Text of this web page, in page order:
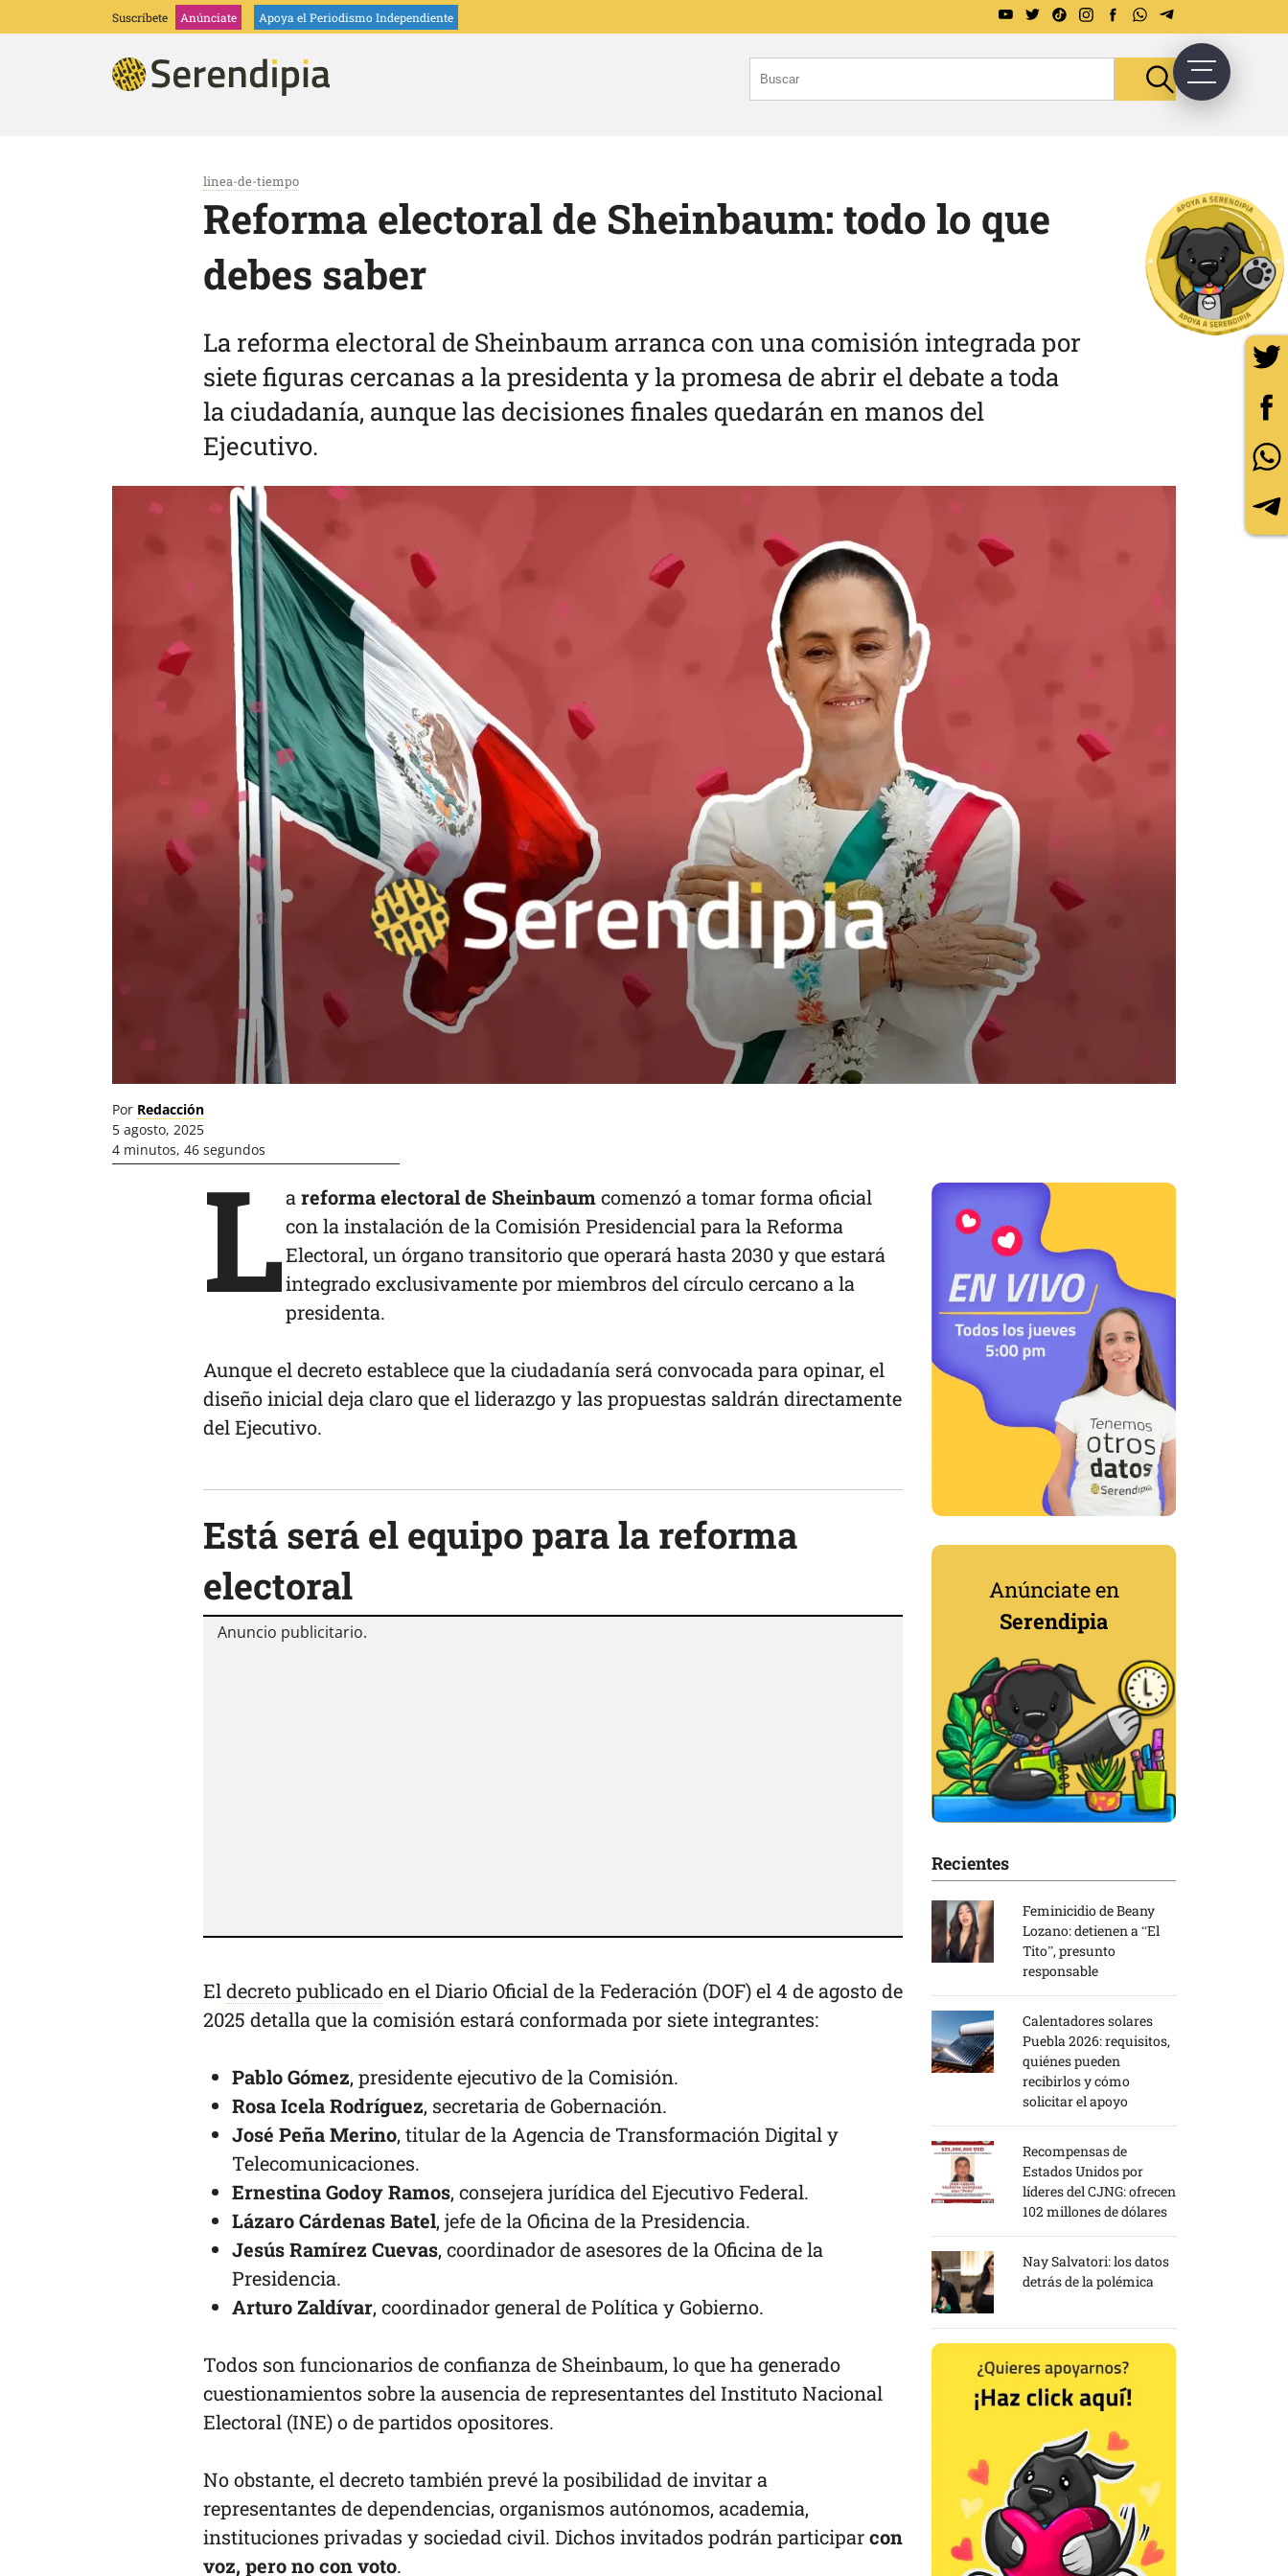
Suscríbete Anúnciate Apoya el Periodismo Independiente
linea-de-tiempo
Reforma electoral de Sheinbaum: todo lo que
debes saber
La reforma electoral de Sheinbaum arranca con una comisión integrada por
siete figuras cercanas a la presidenta y la promesa de abrir el debate a toda
la ciudadanía, aunque las decisiones finales quedarán en manos del
Ejecutivo.
Por Redacción
5 agosto, 2025
4 minutos, 46 segundos
La reforma electoral de Sheinbaumcomenzó a tomar forma oficial
con la instalación de la Comisión Presidencial para la Reforma
Electoral, un órgano transitorio que operará hasta 2030 y que estará
integrado exclusivamente por miembros del círculo cercano a la
presidenta.
Aunque el decreto establece que la ciudadanía será convocada para opinar, el
diseño inicial deja claro que el liderazgo y las propuestas saldrán directamente
del Ejecutivo.
Está será el equipo para la reforma
electoral
Eldecreto publicadoen el Diario Oficial de la Federación (DOF) el 4 de agosto de
2025 detalla que la comisión estará conformada por siete integrantes:
Pablo Gómez, presidente ejecutivo de la Comisión.
Rosa Icela Rodríguez, secretaria de Gobernación.
José Peña Merino, titular de la Agencia de Transformación Digital y
Telecomunicaciones.
Ernestina Godoy Ramos, consejera jurídica del Ejecutivo Federal.
Lázaro Cárdenas Batel, jefe de la Oficina de la Presidencia.
Jesús Ramírez Cuevas, coordinador de asesores de la Oficina de la
Presidencia.
Arturo Zaldívar, coordinador general de Política y Gobierno.
Todos son funcionarios de confianza de Sheinbaum, lo que ha generado
cuestionamientos sobre la ausencia de representantes del Instituto Nacional
Electoral (INE) o de partidos opositores.
No obstante, el decreto también prevé la posibilidad de invitar a
representantes de dependencias, organismos autónomos, academia,
instituciones privadas y sociedad civil. Dichos invitados podrán participarcon
voz, pero no con voto.
Anúnciate en
Serendipia
Recientes
Feminicidio de Beany
Lozano: detienen a “El
Tito”, presunto
responsable
Calentadores solares
Puebla 2026: requisitos,
quiénes pueden
recibirlos y cómo
solicitar el apoyo
Recompensas de
Estados Unidos por
líderes del CJNG: ofrecen
102 millones de dólares
Nay Salvatori: los datos
detrás de la polémica